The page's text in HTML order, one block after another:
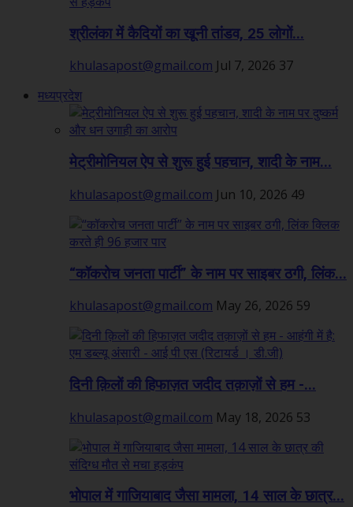
श्रीलंका में कैदियों का खूनी तांडव, 25 लोगों...
khulasapost@gmail.com Jul 7, 2026 37
मध्यप्रदेश
मेट्रीमोनियल ऐप से शुरू हुई पहचान, शादी के नाम...
khulasapost@gmail.com Jun 10, 2026 49
“कॉकरोच जनता पार्टी” के नाम पर साइबर ठगी, लिंक...
khulasapost@gmail.com May 26, 2026 59
दिनी क़िलों की हिफाज़त जदीद तक़ाज़ों से हम -...
khulasapost@gmail.com May 18, 2026 53
भोपाल में गाजियाबाद जैसा मामला, 14 साल के छात्र...